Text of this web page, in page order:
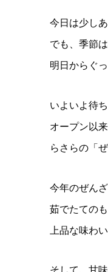
今日は少し
でも、季節は
明日からぐ
いよいよ待
オープン以
らさらの「
今年のぜん
茹でたての
上品な味わ